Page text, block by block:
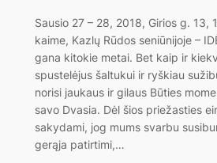
Sausio 27 – 28, 2018, Girios g. 13,
kaime, Kazlų Rūdos seniūnijoje –
gana kitokie metai. Bet kaip ir
spustelėjus šaltukui ir ryškiau
norisi jaukaus ir gilaus Būties
savo Dvasia. Dėl šios priežasties
sakydami, jog mums svarbu
gerąja patirtimi,…